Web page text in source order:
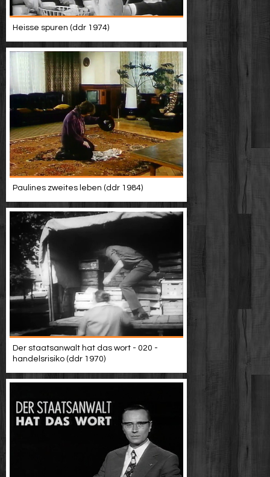
Heisse spuren (ddr 1974)
Paulines zweites leben (ddr 1984)
Der staatsanwalt hat das wort - 020 -
handelsrisiko (ddr 1970)